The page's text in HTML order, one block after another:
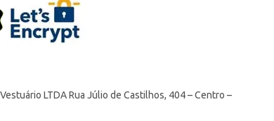
LTDA Rua Júlio de Castilhos, 404 – Centro –